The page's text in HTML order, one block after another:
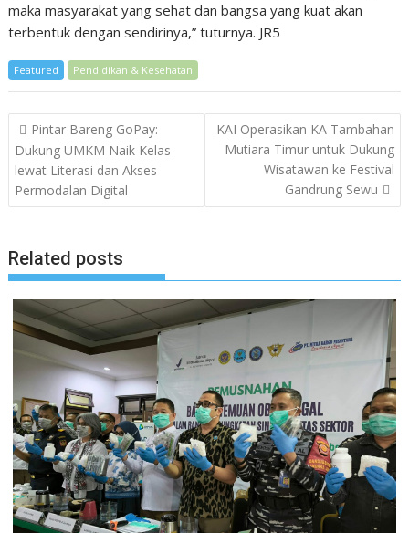
maka masyarakat yang sehat dan bangsa yang kuat akan
terbentuk dengan sendirinya,” tuturnya. JR5
Featured Pendidikan & Kesehatan
Post
navigation
Pintar Bareng GoPay:
Dukung UMKM Naik Kelas
lewat Literasi dan Akses
Permodalan Digital
KAI Operasikan KA Tambahan
Mutiara Timur untuk Dukung
Wisatawan ke Festival
Gandrung Sewu
Related posts